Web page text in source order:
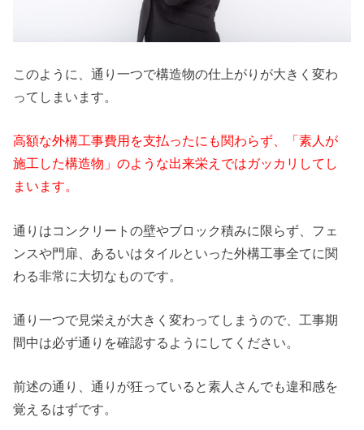
このように、通り一つで構造物の仕上がりが大きく変わ
ってしまいます。
高額な外構工事費用を支払ったにも関わらず、「素人が
施工した構造物」のような出来栄えではガッカリしてし
まいます。
通りはコンクリートの壁やブロック積みに限らず、フェ
ンスや門扉、あるいはタイルといった外構工事全てに関
わる非常に大切なものです。
通り一つで見栄えが大きく変わってしまうので、工事期
間中は必ず通りを確認するようにしてください。
前述の通り、通りが狂っていると素人さんでも違和感を
覚えるはずです。